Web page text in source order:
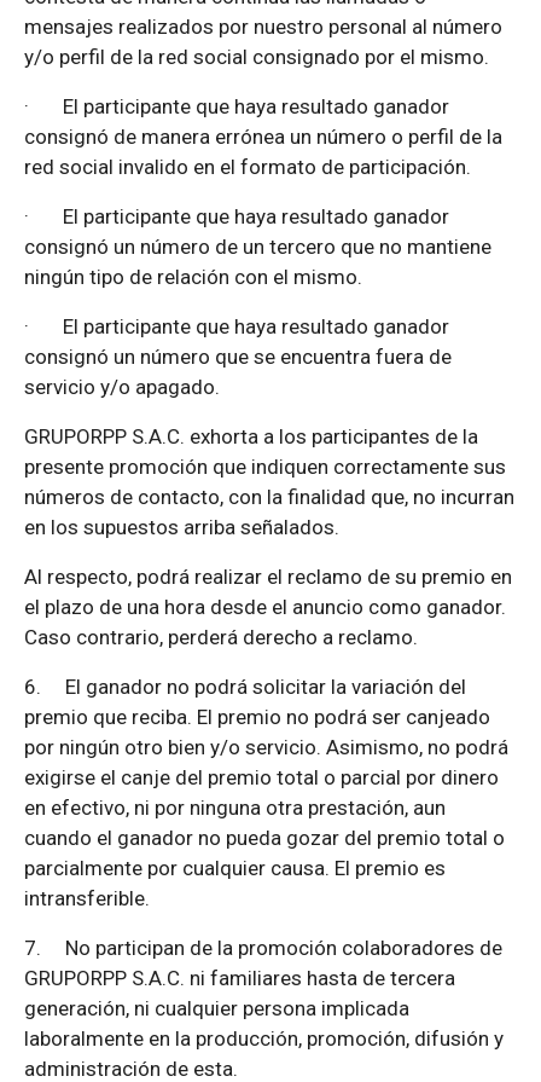
mensajes realizados por nuestro personal al número
y/o perfil de la red social consignado por el mismo.
· El participante que haya resultado ganador
consignó de manera errónea un número o perfil de la
red social invalido en el formato de participación.
· El participante que haya resultado ganador
consignó un número de un tercero que no mantiene
ningún tipo de relación con el mismo.
· El participante que haya resultado ganador
consignó un número que se encuentra fuera de
servicio y/o apagado.
GRUPORPP S.A.C. exhorta a los participantes de la
presente promoción que indiquen correctamente sus
números de contacto, con la finalidad que, no incurran
en los supuestos arriba señalados.
Al respecto, podrá realizar el reclamo de su premio en
el plazo de una hora desde el anuncio como ganador.
Caso contrario, perderá derecho a reclamo.
6. El ganador no podrá solicitar la variación del
premio que reciba. El premio no podrá ser canjeado
por ningún otro bien y/o servicio. Asimismo, no podrá
exigirse el canje del premio total o parcial por dinero
en efectivo, ni por ninguna otra prestación, aun
cuando el ganador no pueda gozar del premio total o
parcialmente por cualquier causa. El premio es
intransferible.
7. No participan de la promoción colaboradores de
GRUPORPP S.A.C. ni familiares hasta de tercera
generación, ni cualquier persona implicada
laboralmente en la producción, promoción, difusión y
administración de esta.